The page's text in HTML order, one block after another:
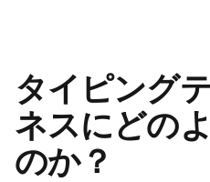
タイピング
ネスにどの
のか？